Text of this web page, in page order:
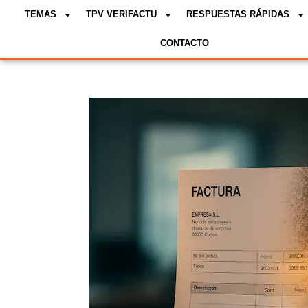
TEMAS TPV VERIFACTU RESPUESTAS RÁPIDAS
CONTACTO